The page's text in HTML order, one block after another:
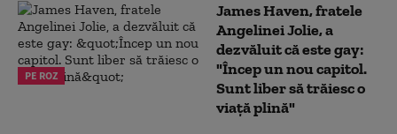
PE ROZ
James Haven, fratele
Angelinei Jolie, a
dezvăluit că este gay:
"Încep un nou capitol.
Sunt liber să trăiesc o
viață plină"